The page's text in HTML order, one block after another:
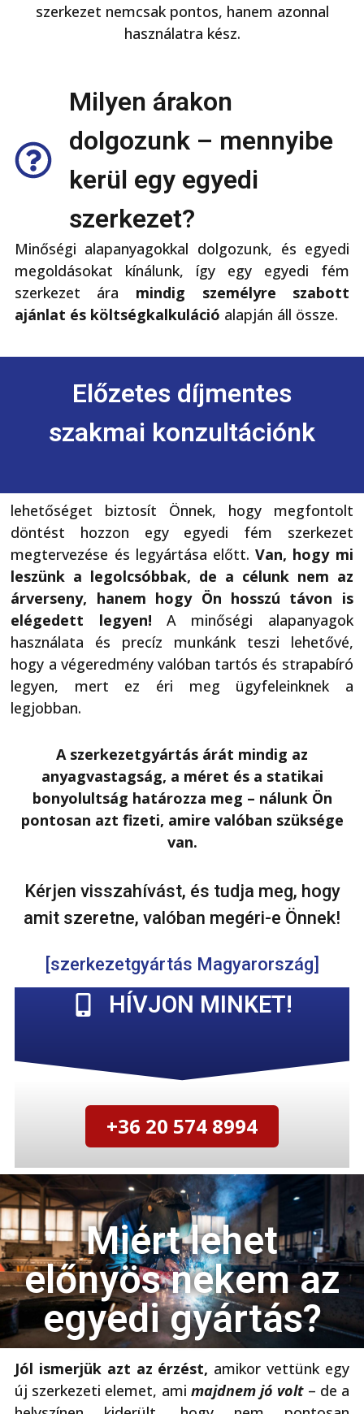
szerkezet nemcsak pontos, hanem azonnal
használatra kész.
Milyen árakon
dolgozunk – mennyibe
kerül egy egyedi
szerkezet?
Minőségi alapanyagokkal dolgozunk, és egyedi
megoldásokat kínálunk, így egy egyedi fém
szerkezet ára mindig személyre szabott
ajánlat és költségkalkuláció alapján áll össze.
Előzetes díjmentes
szakmai konzultációnk
lehetőséget biztosít Önnek, hogy megfontolt
döntést hozzon egy egyedi fém szerkezet
megtervezése és legyártása előtt.Van, hogy mi
leszünk a legolcsóbbak, de a célunk nem az
árverseny, hanem hogy Ön hosszú távon is
elégedett legyen! A minőségi alapanyagok
használata és precíz munkánk teszi lehetővé,
hogy a végeredmény valóban tartós és strapabíró
legyen, mert ez éri meg ügyfeleinknek a
legjobban.
A szerkezetgyártás árát mindig az
anyagvastagság, a méret és a statikai
bonyolultság határozza meg – nálunk Ön
pontosan azt fizeti, amire valóban szüksége
van.
Kérjen visszahívást, és tudja meg, hogy
amit szeretne, valóban megéri-e Önnek!
[szerkezetgyártás Magyarország]
HÍVJON MINKET!
+36 20 574 8994
Miért lehet
előnyös nekem az
egyedi gyártás?
Jól ismerjük azt az érzést, amikor vettünk egy
új szerkezeti elemet, ami majdnem jó volt– de a